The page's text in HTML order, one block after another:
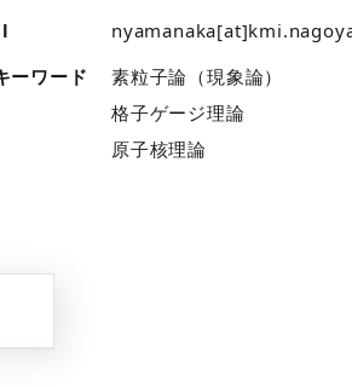
ーワード
素粒子論（現象論）
格子ゲージ理論
原子核理論